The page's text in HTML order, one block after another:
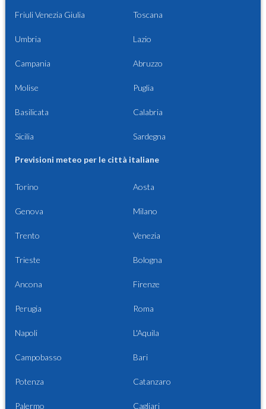
Friuli Venezia Giulia Toscana
Umbria Lazio
Campania Abruzzo
Molise Puglia
Basilicata Calabria
Sicilia Sardegna
Previsioni meteo per le città italiane
Torino Aosta
Genova Milano
Trento Venezia
Trieste Bologna
Ancona Firenze
Perugia Roma
Napoli L'Aquila
Campobasso Bari
Potenza Catanzaro
Palermo Cagliari